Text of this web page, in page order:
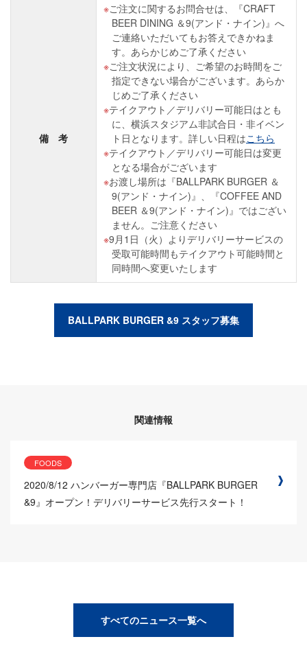
備 考
ご注文に関するお問合せは、『CRAFT
BEER DINING ＆9(アンド・ナイン)』へ
ご連絡いただいてもお答えできかねま
す。あらかじめご了承ください
ご注文状況により、ご希望のお時間をご
指定できない場合がございます。あらか
じめご了承ください
テイクアウト／デリバリー可能日はとも
に、横浜スタジアム非試合日・非イベン
ト日となります。詳しい日程はこちら
テイクアウト／デリバリー可能日は変更
となる場合がございます
お渡し場所は『BALLPARK BURGER ＆
9(アンド・ナイン)』、『COFFEE AND
BEER ＆9(アンド・ナイン)』ではござい
ません。ご注意ください
9月1日（火）よりデリバリーサービスの
受取可能時間もテイクアウト可能時間と
同時間へ変更いたします
BALLPARK BURGER &9 スタッフ募集
関連情報
FOODS
2020/8/12 ハンバーガー専門店『BALLPARK BURGER
&9』オープン！デリバリーサービス先行スタート！
すべてのニュース一覧へ